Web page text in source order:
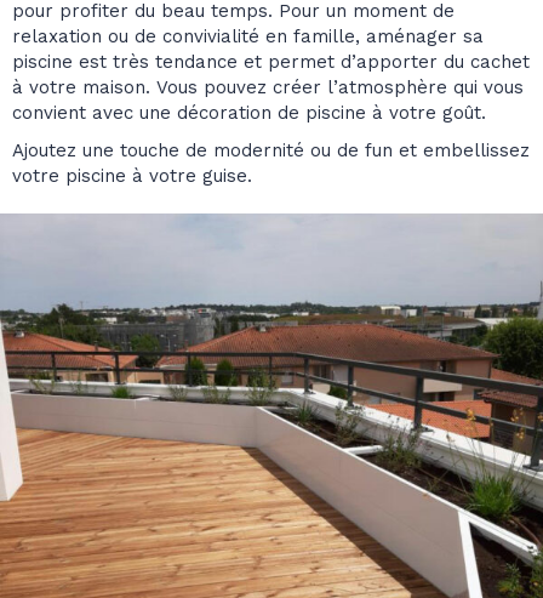
pour profiter du beau temps. Pour un moment de
relaxation ou de convivialité en famille, aménager sa
piscine est très tendance et permet d’apporter du cachet
à votre maison. Vous pouvez créer l’atmosphère qui vous
convient avec une décoration de piscine à votre goût.
Ajoutez une touche de modernité ou de fun et embellissez
votre piscine à votre guise.